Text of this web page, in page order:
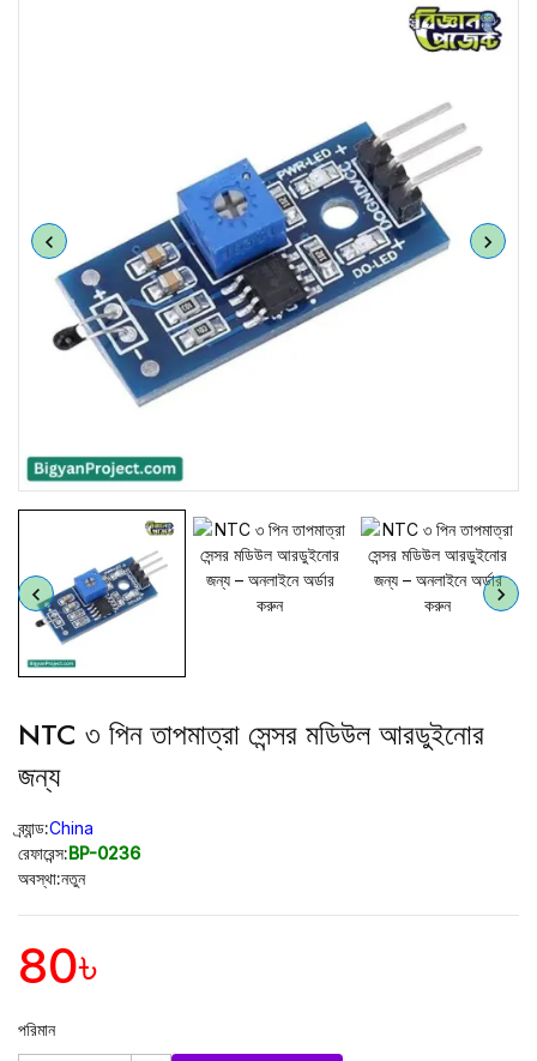
NTC ৩ পিন তাপমাত্রা সেন্সর মডিউল আরডুইনোর
জন্য
ব্র্যান্ড:China
রেফারেন্স:BP-0236
অবস্থা:নতুন
80৳
পরিমান